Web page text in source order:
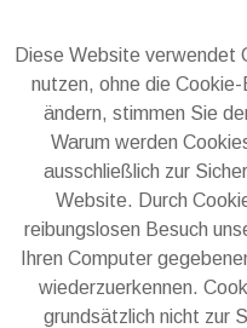
Diese Website verwendet
nutzen, ohne die
ändern, stimmen Sie
Warum werden
ausschließlich zur
Website. Durch
reibungslosen Besuch
Ihren Computer
wiederzuerkennen.
grundsätzlich nicht zur